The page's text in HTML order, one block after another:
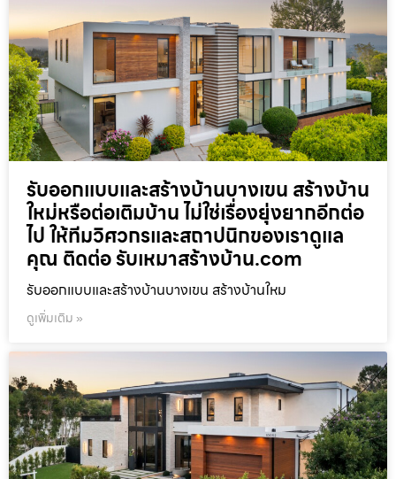
รับออกแบบและสร้างบ้านบางเขน สร้างบ้าน
ใหม่หรือต่อเติมบ้าน ไม่ใช่เรื่องยุ่งยากอีกต่อ
ไป ให้ทีมวิศวกรและสถาปนิกของเราดูแล
คุณ ติดต่อ รับเหมาสร้างบ้าน.com
รับออกแบบและสร้างบ้านบางเขน สร้างบ้านใหม
ดูเพิ่มเติม »